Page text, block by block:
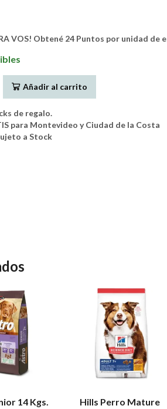
VOS! Obtené 24 Puntos por unidad de
Añadir al carrito
de regalo.
para Montevideo y Ciudad de la Costa
a Stock
14 Kgs.
Hills Perro Mature